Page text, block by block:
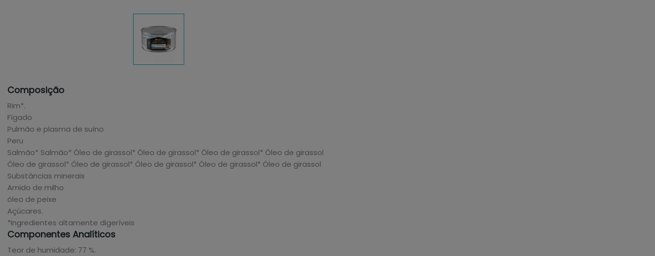
Composição
Rim*.
Fígado
Pulmão e plasma de suíno
Peru
Salmão* Salmão* Óleo de girassol* Óleo de girassol* Óleo de girassol* Óleo de girassol
Óleo de girassol* Óleo de girassol* Óleo de girassol* Óleo de girassol* Óleo de girassol
Substâncias minerais
Amido de milho
óleo de peixe
Açúcares.
*Ingredientes altamente digeríveis
Componentes Analíticos
Teor de humidade: 77 %.